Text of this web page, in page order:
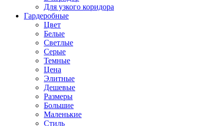
Для узкого коридора
Гардеробные
Цвет
Белые
Светлые
Серые
Темные
Цена
Элитные
Дешевые
Размеры
Большие
Маленькие
Стиль